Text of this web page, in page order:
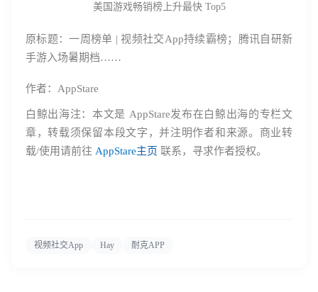
美国游戏畅销榜上升最快 Top5
原标题：一周榜单 | 视频社交App持续霸榜；腾讯自研新
手游入场暑期档……
作者：AppStare
白鲸出海注： 本文是 AppStare发布在白鲸出海的专栏文
章，转载须保留本段文字，并注明作者和来源。商业转
载/使用请前往 AppStare主页 联系，寻求作者授权。
视频社交App Hay 耐克APP